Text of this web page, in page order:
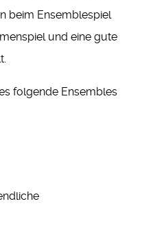
beim Ensemblespiel
und eine gute
folgende Ensembles